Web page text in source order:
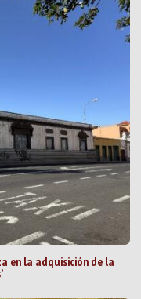
en la adquisición de la